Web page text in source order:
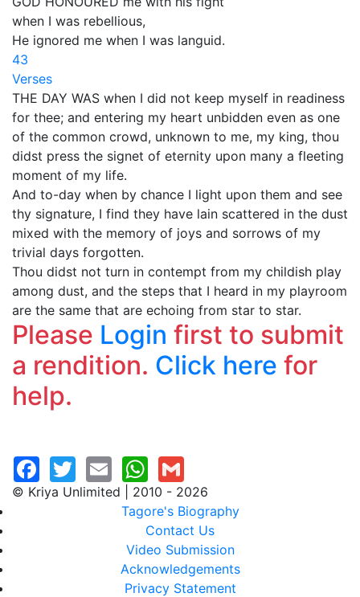
when I was rebellious,
He ignored me when I was languid.
43
Verses
THE DAY WAS when I did not keep myself in readiness
for thee; and entering my heart unbidden even as one
of the common crowd, unknown to me, my king, thou
didst press the signet of eternity upon many a fleeting
moment of my life.
And to-day when by chance I light upon them and see
thy signature, I find they have lain scattered in the dust
mixed with the memory of joys and sorrows of my
trivial days forgotten.
Thou didst not turn in contempt from my childish play
among dust, and the steps that I heard in my playroom
are the same that are echoing from star to star.
Please Login first to submit
a rendition. Click here for
help.
© Kriya Unlimited | 2010 - 2026
Tagore's Biography
Contact Us
Video Submission
Acknowledgements
Privacy Statement